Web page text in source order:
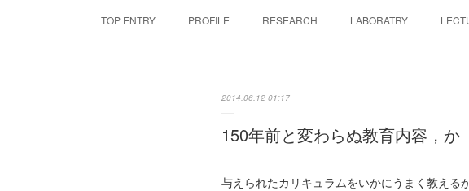
TOP ENTRY PROFILE RESEARCH LABORATRY
2014.06.12 01:17
150年前と変わらぬ教育内容，か
与えられたカリキュラムをいかにうまく教え